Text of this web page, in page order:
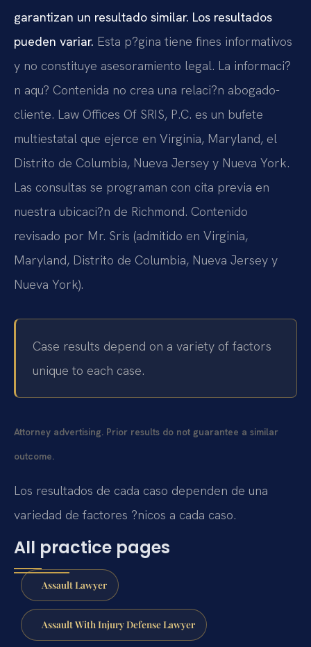
garantizan un resultado similar. Los resultados
pueden variar. Esta p?gina tiene fines informativos
y no constituye asesoramiento legal. La informaci?
n aqu? Contenida no crea una relaci?n abogado-
cliente. Law Offices Of SRIS, P.C. es un bufete
multiestatal que ejerce en Virginia, Maryland, el
Distrito de Columbia, Nueva Jersey y Nueva York.
Las consultas se programan con cita previa en
nuestra ubicaci?n de Richmond. Contenido
revisado por Mr. Sris (admitido en Virginia,
Maryland, Distrito de Columbia, Nueva Jersey y
Nueva York).
Case results depend on a variety of factors
unique to each case.
Attorney advertising. Prior results do not guarantee a similar
outcome.
Los resultados de cada caso dependen de una
variedad de factores ?nicos a cada caso.
All practice pages
Assault Lawyer
Assault With Injury Defense Lawyer